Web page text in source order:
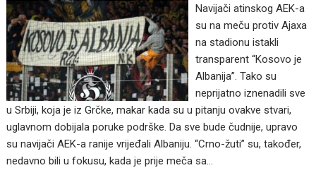
Navijači atinskog AEK-a
su na meču protiv Ajaxa
na stadionu istakli
transparent “Kosovo je
Albanija”. Tako su
neprijatno iznenadili sve
u Srbiji, koja je iz Grčke, makar kada su u pitanju ovakve stvari,
uglavnom dobijala poruke podrške. Da sve bude čudnije, upravo
su navijači AEK-a ranije vrijeđali Albaniju. “Crno-žuti” su, također,
nedavno bili u fokusu, kada je prije meča sa…